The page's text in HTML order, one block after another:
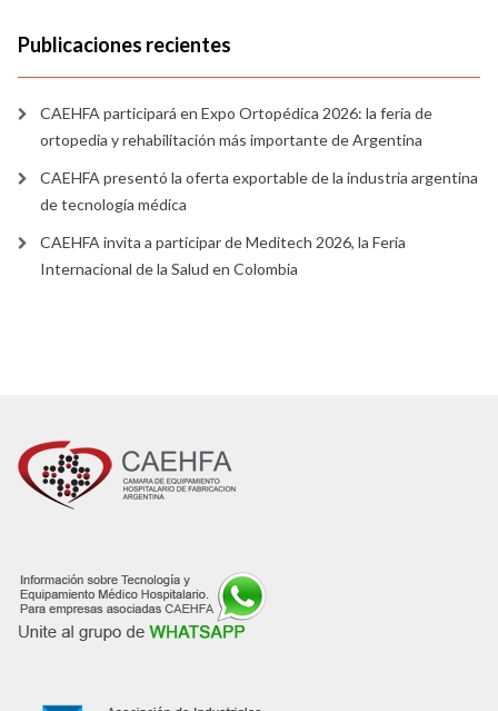
Publicaciones recientes
CAEHFA participará en Expo Ortopédica 2026: la feria de
ortopedia y rehabilitación más importante de Argentina
CAEHFA presentó la oferta exportable de la industria argentina
de tecnología médica
CAEHFA invita a participar de Meditech 2026, la Feria
Internacional de la Salud en Colombia